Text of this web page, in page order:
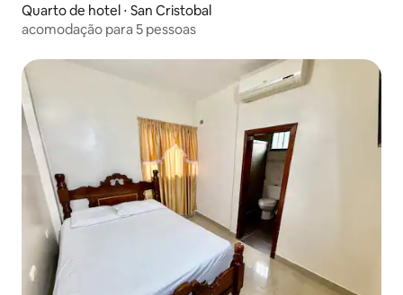
Quarto de hotel ⋅ San Cristobal
acomodação para 5 pessoas